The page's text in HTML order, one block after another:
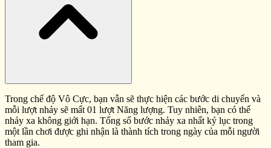
Trong chế độ Vô Cực, bạn vẫn sẽ thực hiện các bước di chuyển và
mỗi lượt nhảy sẽ mất 01 lượt Năng lượng. Tuy nhiên, bạn có thể
nhảy xa không giới hạn. Tổng số bước nhảy xa nhất kỷ lục trong
một lần chơi được ghi nhận là thành tích trong ngày của mỗi người
tham gia.